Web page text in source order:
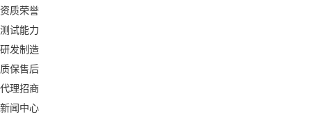
资质荣誉
测试能力
研发制造
质保售后
代理招商
新闻中心